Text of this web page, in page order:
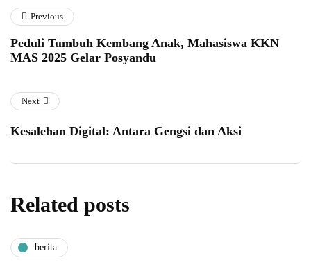
Previous
Peduli Tumbuh Kembang Anak, Mahasiswa KKN
MAS 2025 Gelar Posyandu
Next
Kesalehan Digital: Antara Gengsi dan Aksi
Related posts
berita